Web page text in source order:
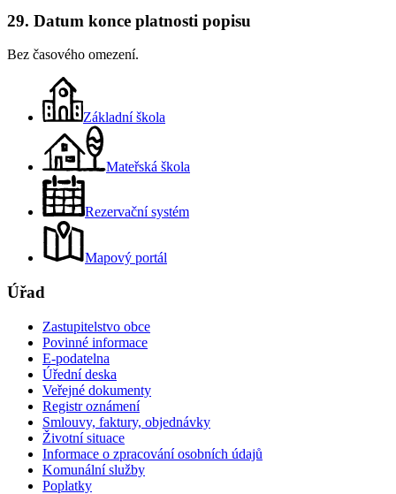
29. Datum konce platnosti popisu
Bez časového omezení.
Základní škola
Mateřská škola
Rezervační systém
Mapový portál
Úřad
Zastupitelstvo obce
Povinné informace
E-podatelna
Úřední deska
Veřejné dokumenty
Registr oznámení
Smlouvy, faktury, objednávky
Životní situace
Informace o zpracování osobních údajů
Komunální služby
Poplatky